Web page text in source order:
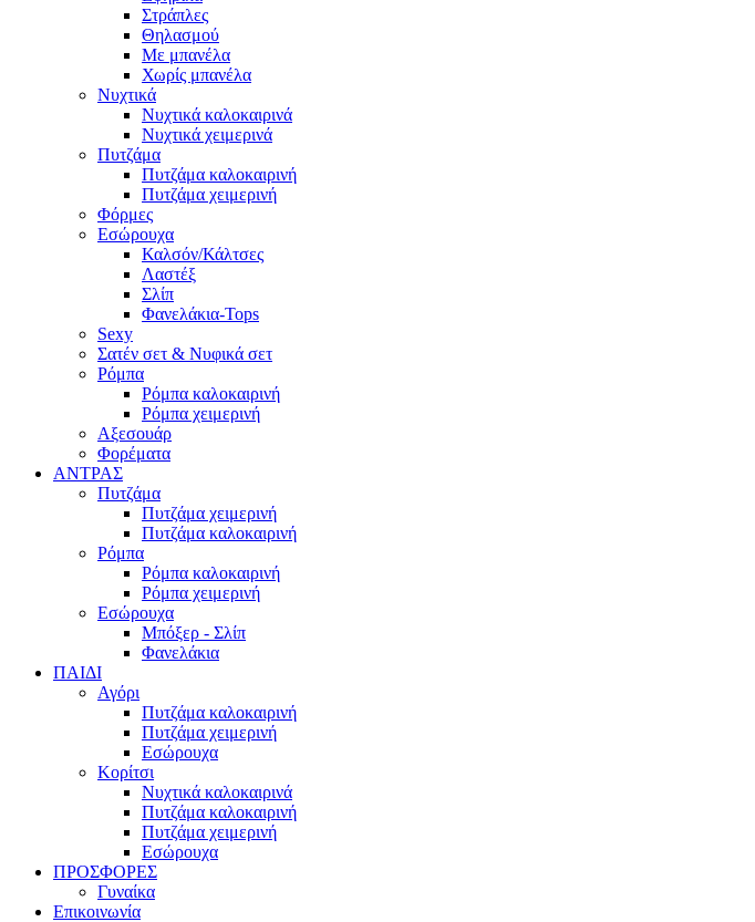
Στράπλες
Θηλασμού
Με μπανέλα
Χωρίς μπανέλα
Νυχτικά
Νυχτικά καλοκαιρινά
Νυχτικά χειμερινά
Πυτζάμα
Πυτζάμα καλοκαιρινή
Πυτζάμα χειμερινή
Φόρμες
Εσώρουχα
Καλσόν/Κάλτσες
Λαστέξ
Σλίπ
Φανελάκια-Tops
Sexy
Σατέν σετ & Νυφικά σετ
Ρόμπα
Ρόμπα καλοκαιρινή
Ρόμπα χειμερινή
Αξεσουάρ
Φορέματα
ΑΝΤΡΑΣ
Πυτζάμα
Πυτζάμα χειμερινή
Πυτζάμα καλοκαιρινή
Ρόμπα
Ρόμπα καλοκαιρινή
Ρόμπα χειμερινή
Εσώρουχα
Μπόξερ - Σλίπ
Φανελάκια
ΠΑΙΔΙ
Αγόρι
Πυτζάμα καλοκαιρινή
Πυτζάμα χειμερινή
Εσώρουχα
Κορίτσι
Νυχτικά καλοκαιρινά
Πυτζάμα καλοκαιρινή
Πυτζάμα χειμερινή
Εσώρουχα
ΠΡΟΣΦΟΡΕΣ
Γυναίκα
Επικοινωνία